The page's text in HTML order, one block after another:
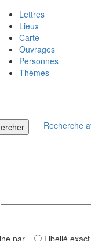
Lettres
Lieux
Carte
Ouvrages
Personnes
Thèmes
Recherche
par Libellé exact